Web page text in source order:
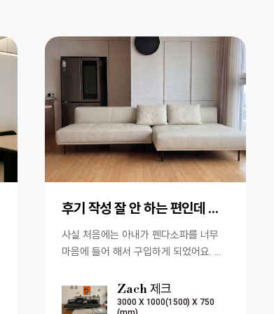
후기 작성 잘 안 하는 편인데 이 소파는 꼭 남기고 싶네요.
사실 처음에는 아내가 펜다소파를 너무
마음에 들어 해서 구입하게 되었어요. 저
괜찮다는 이야기만 들었지 큰…
Zach 제크
3000 X 1000(1500) X 750